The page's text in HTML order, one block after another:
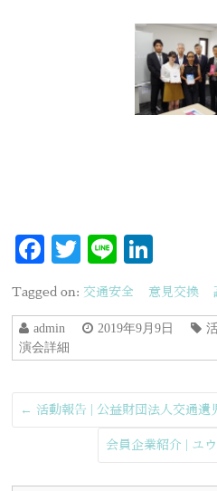
Facebook
Twitter
Line
Tagged on: 交通安全 意見交換
admin 2019年9月9日
演会詳細
← 活動報告 | 公益財団法人交通遺
会員企業紹介 | ユ